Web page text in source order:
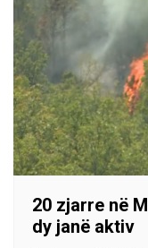
20 zjarre në
dy janë aktiv